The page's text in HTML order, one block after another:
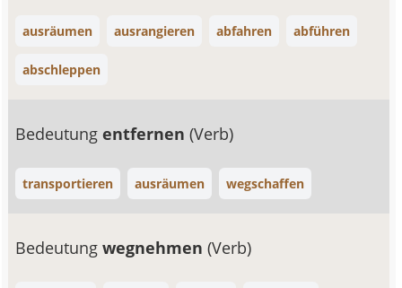
ausräumen ausrangieren abfahren abführen
abschleppen
Bedeutungentfernen(Verb)
transportieren ausräumen wegschaffen
Bedeutungwegnehmen(Verb)